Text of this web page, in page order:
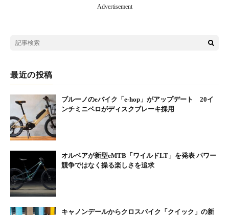
Advertisement
最近の投稿
ブルーノのeバイク「e-hop」がアップデート 20イ
ンチミニベロがディスクブレーキ採用
オルベアが新型eMTB「ワイルドLT」を発表 パワー
競争ではなく操る楽しさを追求
キャノンデールからクロスバイク「クイック」の新